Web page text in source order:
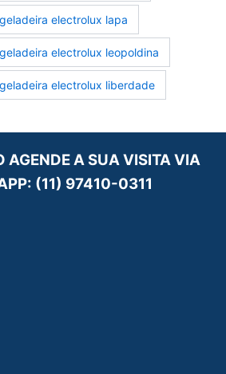
electrolux lapa
electrolux leopoldina
electrolux liberdade
AGENDE A SUA VISITA VIA
(11) 97410-0311